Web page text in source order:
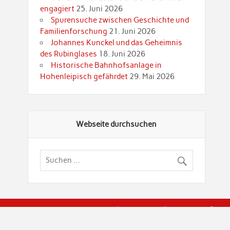
engagiert 25. Juni 2026
Spurensuche zwischen Geschichte und
Familienforschung 21. Juni 2026
Johannes Kunckel und das Geheimnis
des Rubinglases 18. Juni 2026
Historische Bahnhofsanlage in
Hohenleipisch gefährdet 29. Mai 2026
Webseite durchsuchen
© Brandenburgische Genealogische Gesellschaft (BGG)